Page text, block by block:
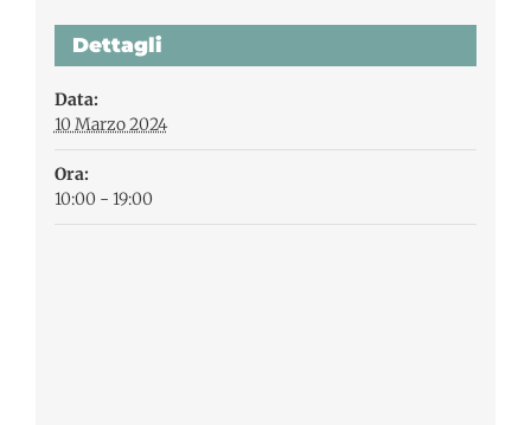
Dettagli
Data:
10 Marzo 2024
Ora:
10:00 - 19:00